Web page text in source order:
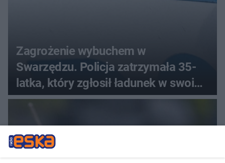
Zagrożenie wybuchem w
Swarzędzu. Policja zatrzymała 35-
latka, który zgłosił ładunek w swoim
aucie